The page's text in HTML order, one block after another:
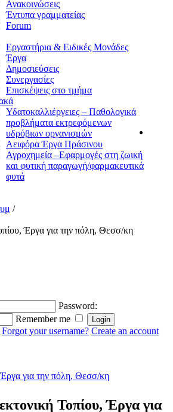
Ανακοινώσεις
Έντυπα γραμματείας
Forum
Εργαστήρια & Ειδικές Μονάδες
Έργα
Δημοσιεύσεις
Συνεργασίες
Επισκέψεις στο τμήμα
Υδατοκαλλιέργειες – Παθολογικά
προβλήματα εκτρεφόμενων
υδρόβιων οργανισμών
Αειφόρα Έργα Πράσινου
Αγροχημεία –Εφαρμογές στη ζωική
και φυτική παραγωγή/φαρμακευτικά
φυτά
/
Έργα για την πόλη, Θεσσ/κη
Password:
Remember me
Forgot your username? Create an account
Έργα για την πόλη, Θεσσ/κη
Τοπίου, Έργα για